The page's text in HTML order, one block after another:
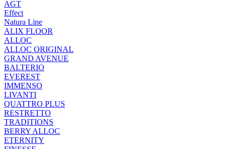
AGT
Effect
Natura Line
ALIX FLOOR
ALLOC
ALLOC ORIGINAL
GRAND AVENUE
BALTERIO
EVEREST
IMMENSO
LIVANTI
QUATTRO PLUS
RESTRETTO
TRADITIONS
BERRY ALLOC
ETERNITY